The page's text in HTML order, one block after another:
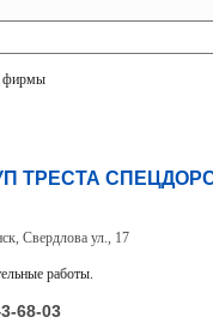
фирмы
ТРЕСТА
Свердлова ул., 17
работы.
68-03